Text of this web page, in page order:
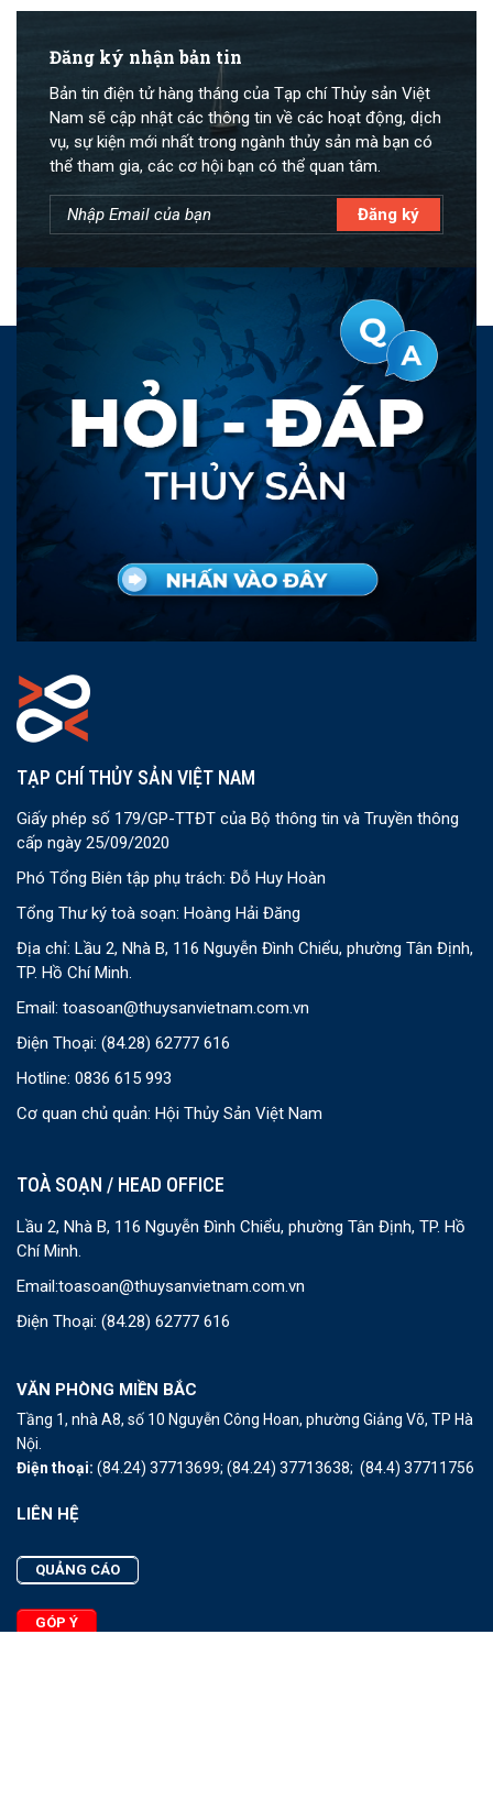
Đăng ký nhận bản tin
Bản tin điện tử hàng tháng của Tạp chí Thủy sản Việt
Nam sẽ cập nhật các thông tin về các hoạt động, dịch
vụ, sự kiện mới nhất trong ngành thủy sản mà bạn có
thể tham gia, các cơ hội bạn có thể quan tâm.
TẠP CHÍ THỦY SẢN VIỆT NAM
Giấy phép số 179/GP-TTĐT của Bộ thông tin và Truyền thông
cấp ngày 25/09/2020
Phó Tổng Biên tập phụ trách: Đỗ Huy Hoàn
Tổng Thư ký toà soạn: Hoàng Hải Đăng
Địa chỉ: Lầu 2, Nhà B, 116 Nguyễn Đình Chiểu, phường Tân Định,
TP. Hồ Chí Minh.
Email: toasoan@thuysanvietnam.com.vn
Điện Thoại: (84.28) 62777 616
Hotline: 0836 615 993
Cơ quan chủ quản: Hội Thủy Sản Việt Nam
TOÀ SOẠN / HEAD OFFICE
Lầu 2, Nhà B, 116 Nguyễn Đình Chiểu, phường Tân Định, TP. Hồ
Chí Minh.
Email:toasoan@thuysanvietnam.com.vn
Điện Thoại: (84.28) 62777 616
VĂN PHÒNG MIỀN BẮC
Tầng 1, nhà A8, số 10 Nguyễn Công Hoan, phường Giảng Võ, TP Hà
Nội.
Điện thoại: (84.24) 37713699; (84.24) 37713638; (84.4) 37711756
LIÊN HỆ
QUẢNG CÁO
GÓP Ý